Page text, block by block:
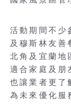
活動期間不少
及穆斯林友善
北角及宜蘭地
適合家庭及朋
也讓業者更了
為未來優化服